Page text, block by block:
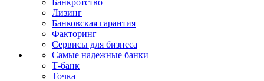
Банкротство
Лизинг
Банковская гарантия
Факторинг
Сервисы для бизнеса
Самые надежные банки
Т-банк
Точка